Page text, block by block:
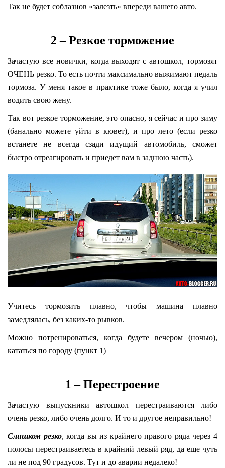
Так не будет соблазнов «залезть» впереди вашего авто.
2 – Резкое торможение
Зачастую все новички, когда выходят с автошкол, тормозят
ОЧЕНЬ резко. То есть почти максимально выжимают педаль
тормоза. У меня такое в практике тоже было, когда я учил
водить свою жену.
Так вот резкое торможение, это опасно, я сейчас и про зиму
(банально можете уйти в кювет), и про лето (если резко
встанете не всегда сзади идущий автомобиль, сможет
быстро отреагировать и приедет вам в заднюю часть).
Учитесь тормозить плавно, чтобы машина плавно
замедлялась, без каких-то рывков.
Можно потренироваться, когда будете вечером (ночью),
кататься по городу (пункт 1)
1 – Перестроение
Зачастую выпускники автошкол перестраиваются либо
очень резко, либо очень долго. И то и другое неправильно!
Слишком резко, когда вы из крайнего правого ряда через 4
полосы перестраиваетесь в крайний левый ряд, да еще чуть
ли не под 90 градусов. Тут и до аварии недалеко!